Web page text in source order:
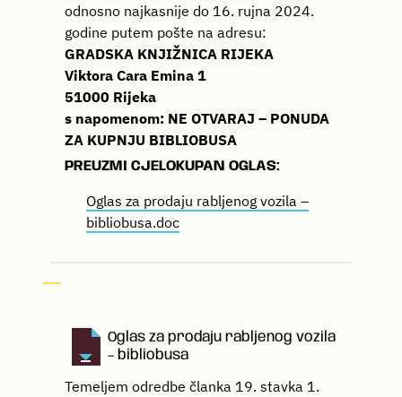
odnosno najkasnije do 16. rujna 2024.
godine putem pošte na adresu:
GRADSKA KNJIŽNICA RIJEKA
Viktora Cara Emina 1
51000 Rijeka
s napomenom: NE OTVARAJ – PONUDA
ZA KUPNJU BIBLIOBUSA
PREUZMI CJELOKUPAN OGLAS:
Oglas za prodaju rabljenog vozila –
bibliobusa.doc
Oglas za prodaju rabljenog vozila
– bibliobusa
Temeljem odredbe članka 19. stavka 1.